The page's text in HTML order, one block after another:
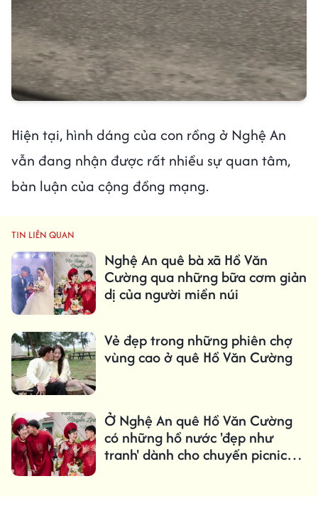
Hiện tại, hình dáng của con rồng ở Nghệ An
vẫn đang nhận được rất nhiều sự quan tâm,
bàn luận của cộng đồng mạng.
TIN LIÊN QUAN
Nghệ An quê bà xã Hồ Văn
Cường qua những bữa cơm giản
dị của người miền núi
Vẻ đẹp trong những phiên chợ
vùng cao ở quê Hồ Văn Cường
Ở Nghệ An quê Hồ Văn Cường
có những hồ nước 'đẹp như
tranh' dành cho chuyến picnic